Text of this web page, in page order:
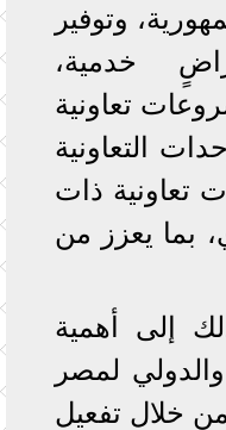
وتوفير
خدمية،
تعاونية
التعاونية
تعاونية ذات
بما يعزز من
إلى أهمية
والدولي لمصر
خلال تفعيل